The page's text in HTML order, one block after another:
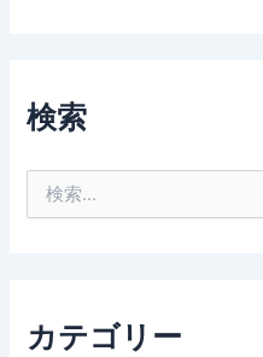
検索
カテゴリー